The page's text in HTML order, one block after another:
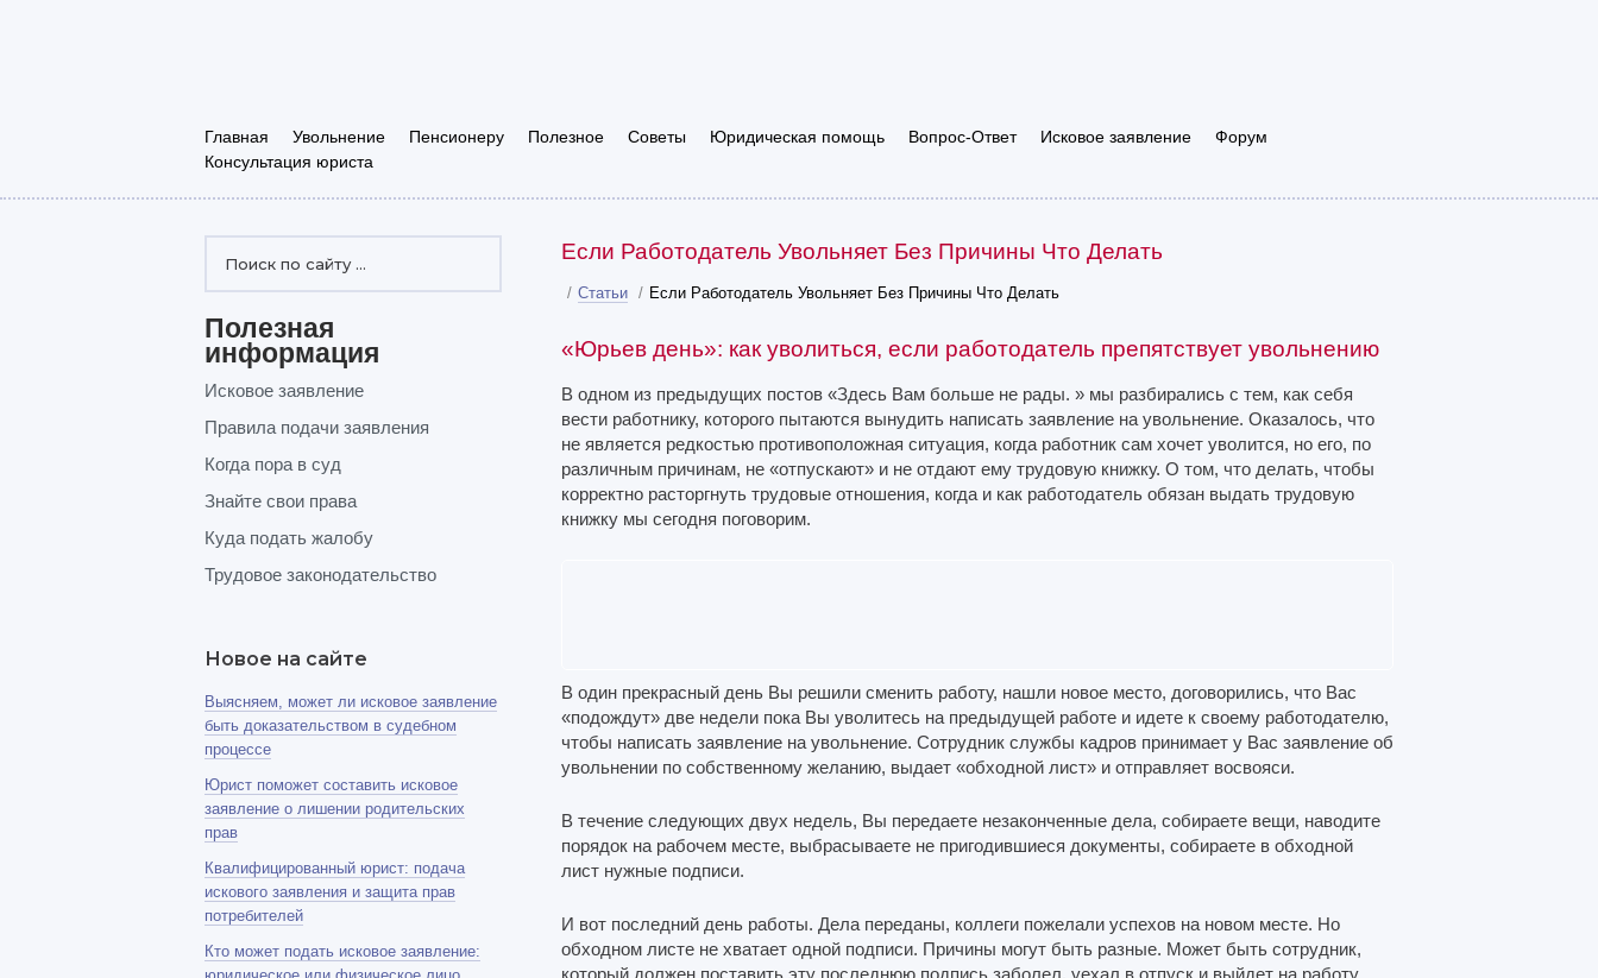
Главная Увольнение Пенсионеру Полезное Советы Юридическая помощь Вопрос-Ответ Исковое заявление
Форум
Консультация юриста
Если Работодатель Увольняет Без Причины Что Делать
/ Статьи / Если Работодатель Увольняет Без Причины Что Делать
«Юрьев день»: как уволиться, если работодатель препятствует увольнению
В одном из предыдущих постов «Здесь Вам больше не рады. » мы разбирались с тем, как себя
вести работнику, которого пытаются вынудить написать заявление на увольнение. Оказалось, что
не является редкостью противоположная ситуация, когда работник сам хочет уволится, но его, по
различным причинам, не «отпускают» и не отдают ему трудовую книжку. О том, что делать, чтобы
корректно расторгнуть трудовые отношения, когда и как работодатель обязан выдать трудовую
книжку мы сегодня поговорим.
В один прекрасный день Вы решили сменить работу, нашли новое место, договорились, что Вас
«подождут» две недели пока Вы уволитесь на предыдущей работе и идете к своему работодателю,
чтобы написать заявление на увольнение. Сотрудник службы кадров принимает у Вас заявление об
увольнении по собственному желанию, выдает «обходной лист» и отправляет восвояси.
В течение следующих двух недель, Вы передаете незаконченные дела, собираете вещи, наводите
порядок на рабочем месте, выбрасываете не пригодившиеся документы, собираете в обходной
лист нужные подписи.
И вот последний день работы. Дела переданы, коллеги пожелали успехов на новом месте. Но
обходном листе не хватает одной подписи. Причины могут быть разные. Может быть сотрудник,
который должен поставить эту последнюю подпись заболел, уехал в отпуск и выйдет на работу
Полезная
информация
Исковое заявление
Правила подачи заявления
Когда пора в суд
Знайте свои права
Куда подать жалобу
Трудовое законодательство
Новое на сайте
Выясняем, может ли исковое заявление
быть доказательством в судебном
процессе
Юрист поможет составить исковое
заявление о лишении родительских
прав
Квалифицированный юрист: подача
искового заявления и защита прав
потребителей
Кто может подать исковое заявление: